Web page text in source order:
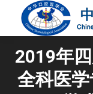
2019年
全科医